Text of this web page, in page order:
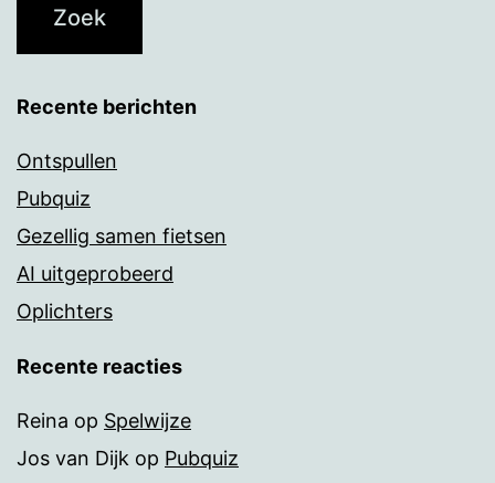
Recente berichten
Ontspullen
Pubquiz
Gezellig samen fietsen
AI uitgeprobeerd
Oplichters
Recente reacties
Reina op Spelwijze
Jos van Dijk op Pubquiz